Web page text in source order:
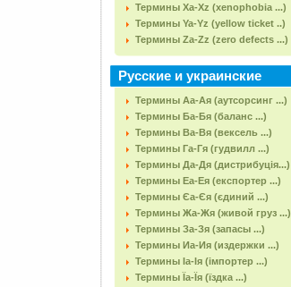
Термины Xa-Xz (xenophobia ...)
Термины Ya-Yz (yellow ticket ..)
Термины Za-Zz (zero defects ...)
Русские и украинские
Термины Аа-Ая (аутсорсинг ...)
Термины Ба-Бя (баланс ...)
Термины Ва-Вя (вексель ...)
Термины Га-Гя (гудвилл ...)
Термины Да-Дя (дистрибуція...)
Термины Еа-Ея (експортер ...)
Термины Єа-Єя (єдиний ...)
Термины Жа-Жя (живой груз ...)
Термины За-Зя (запасы ...)
Термины Иа-Ия (издержки ...)
Термины Іа-Ія (імпортер ...)
Термины Їа-Їя (їздка ...)